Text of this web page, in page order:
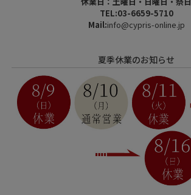
TEL:03-6659-5710
Mail:info@cypris-online.jp
夏季休業のお知らせ